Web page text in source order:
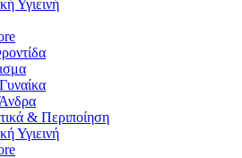
Υγιεινή
& Περιποίηση
Υγιεινή